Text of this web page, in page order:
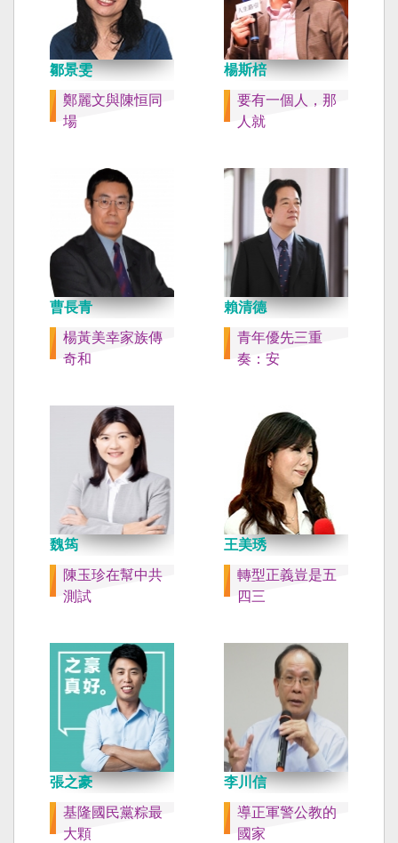
鄒景雯
鄭麗文與陳恒同
場
楊斯棓
要有一個人，那
人就
曹長青
楊黃美幸家族傳
奇和
賴清德
青年優先三重
奏：安
魏筠
陳玉珍在幫中共
測試
王美琇
轉型正義豈是五
四三
張之豪
基隆國民黨粽最
大顆
李川信
導正軍警公教的
國家